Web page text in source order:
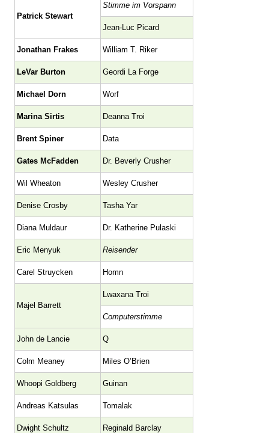
Patrick Stewart
Stimme im Vorspann
Jean-Luc Picard
Jonathan Frakes William T. Riker
LeVar Burton Geordi La Forge
Michael Dorn Worf
Marina Sirtis Deanna Troi
Brent Spiner Data
Gates McFadden Dr. Beverly Crusher
Wil Wheaton Wesley Crusher
Denise Crosby Tasha Yar
Diana Muldaur Dr. Katherine Pulaski
Eric Menyuk Reisender
Carel Struycken Homn
Majel Barrett
Lwaxana Troi
Computerstimme
John de Lancie Q
Colm Meaney Miles O’Brien
Whoopi Goldberg Guinan
Andreas Katsulas Tomalak
Dwight Schultz Reginald Barclay